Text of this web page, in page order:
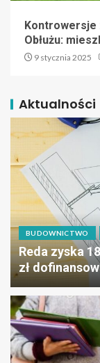
Kontrowersje
Obłużu:
9 stycznia 2025
Aktualności
BUDOWNICTWO
Reda zyska
zł